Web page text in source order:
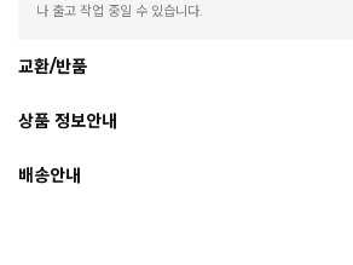
나 출고 작업 중일 수 있습니다.
교환/반품
상품 정보안내
배송안내